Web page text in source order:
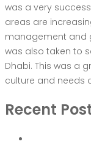
was a very
areas are
management and
was also taken to
Dhabi. This was a
culture and needs
Recent